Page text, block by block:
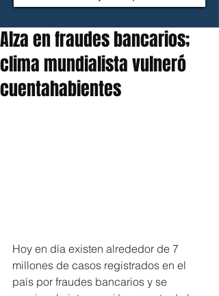
Alza en fraudes bancarios;
clima mundialista vulneró
cuentahabientes
Hoy en día existen alrededor de 7
millones de casos registrados en el
país por fraudes bancarios y se